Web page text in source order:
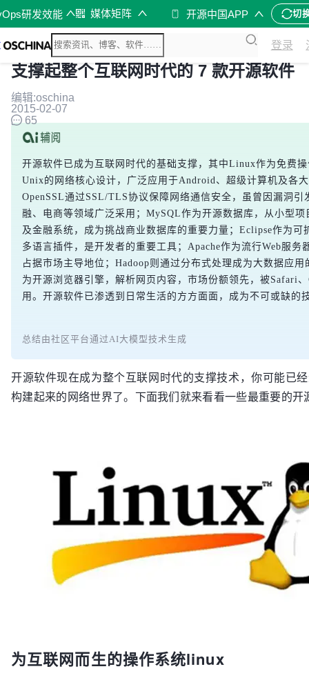
研发效能 媒体矩阵 开源中国APP 切
登录
支撑起整个互联网时代的 7 款开源软件
编辑:oschina
2015-02-07
65
开源软件已成为互联网时代的基础支撑，其中Linux作为免费
Unix的网络核心设计，广泛应用于Android、超级计算机及各
OpenSSL通过SSL/TLS协议保障网络通信安全，虽曾因漏洞引
融、电商等领域广泛采用；MySQL作为开源数据库，从小型
及金融系统，成为挑战商业数据库的重要力量；Eclipse作为可
多语言插件，是开发者的重要工具；Apache作为流行Web服务
占据市场主导地位；Hadoop则通过分布式处理成为大数据应
为开源浏览器引擎，解析网页内容，市场份额领先，被Safari
用。开源软件已渗透到日常生活的方方面面，成为不可或缺的
总结由社区平台通过AI大模型技术生成
开源软件现在成为整个互联网时代的支撑技术，你可能已
构建起来的网络世界了。下面我们就来看看一些最重要的开
为互联网而生的操作系统linux